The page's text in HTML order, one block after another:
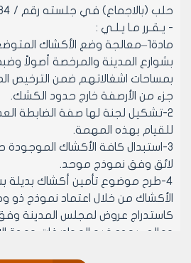
حلب (بالاجماع) في جلسته رقم / 34/ تاريخ 5/12/2011.
- يـقـرر مـا يـلـي :
مادة1–معالجة وضع الأكشاك
بشوارع المدينة والمرخصة أصولاً
بمساحات اشغالاتهم ضمن الترخيص
جزء من الأرصفة خارج حدود الكشك.
2-تشكيل لجنة لها صفة الضابطة
للقيام بهذه المهمة.
3-استبدال كافة الأكشاك الموجودة
لائق وفق نموذج موحد.
4-طرح موضوع تأمين أكشاك بديلة
الأكشاك من خلال اعتماد نموذج ذو
كاستدراج عروض لمجلس المدينة
ومالي يحدد فيه المواصفات ومدة